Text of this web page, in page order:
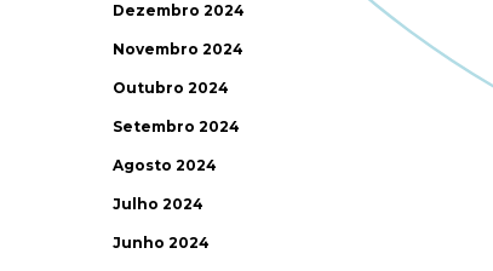
Dezembro 2024
Novembro 2024
Outubro 2024
Setembro 2024
Agosto 2024
Julho 2024
Junho 2024